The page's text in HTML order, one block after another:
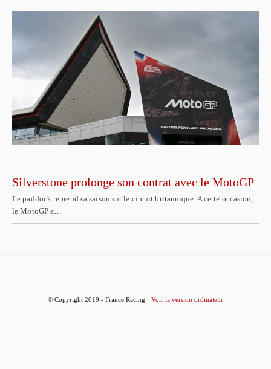
Silverstone prolonge son contrat avec le MotoGP
Le paddock reprend sa saison sur le circuit britannique. A cette occasion,
le MotoGP a…
© Copyright 2019 - France Racing Voir la version ordinateur